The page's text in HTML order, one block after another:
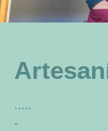
.....
-